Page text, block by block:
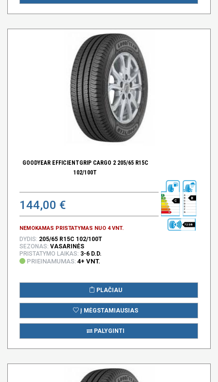
GOODYEAR EFFICIENTGRIP CARGO 2 205/65 R15C
102/100T
144,00 €
NEMOKAMAS PRISTATYMAS NUO 4 VNT.
C
B
72 DB
DYDIS: 205/65 R15C 102/100T
SEZONAS: VASARINĖS
PRISTATYMO LAIKAS: 3-6 D.D.
PRIEINAMUMAS: 4+ VNT.
PLAČIAU
Į MĖGSTAMIAUSIAS
PALYGINTI